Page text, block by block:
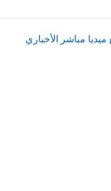
مباشر الأخباري